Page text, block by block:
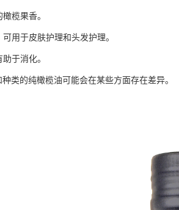
榄果香。
用于皮肤护理和头发护理。
于消化。
类的纯橄榄油可能会在某些方面存在差异。